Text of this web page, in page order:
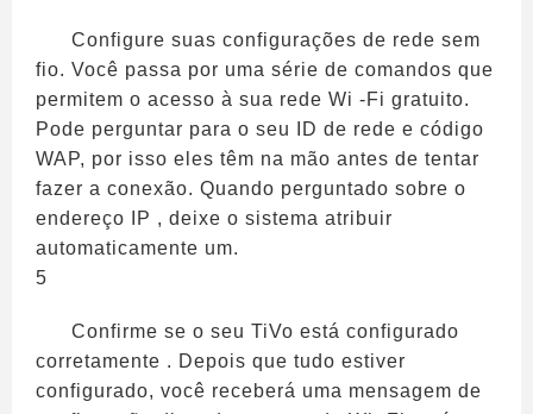
Configure suas configurações de rede sem
fio. Você passa por uma série de comandos que
permitem o acesso à sua rede Wi -Fi gratuito.
Pode perguntar para o seu ID de rede e código
WAP, por isso eles têm na mão antes de tentar
fazer a conexão. Quando perguntado sobre o
endereço IP , deixe o sistema atribuir
automaticamente um.
5
Confirme se o seu TiVo está configurado
corretamente . Depois que tudo estiver
configurado, você receberá uma mensagem de